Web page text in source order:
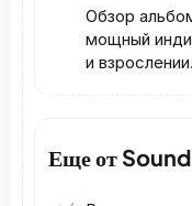
Обзор
мощный
и
Еще от